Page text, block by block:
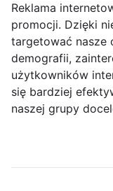
Reklama
promocji. Dzięki
targetować nasze
demografii,
użytkowników
się bardziej
naszej grupy